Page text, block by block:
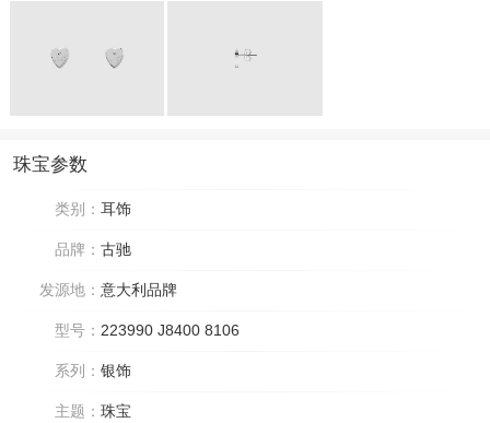
珠宝参数
类别： 耳饰
品牌： 古驰
发源地： 意大利品牌
型号： 223990 J8400 8106
系列： 银饰
主题： 珠宝